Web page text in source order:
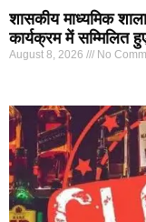
शासकीय माध्यमिक
कार्यक्रम में सम्मिलित
August 8, 2026 No